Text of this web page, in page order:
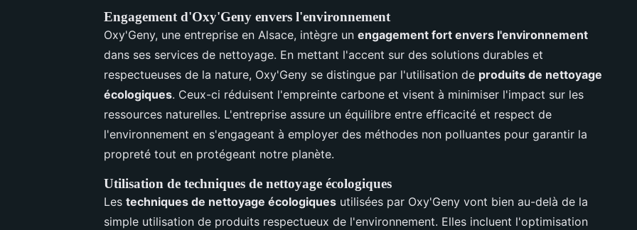
Engagement d'Oxy'Geny envers l'environnement
Oxy'Geny, une entreprise en Alsace, intègre un engagement fort envers l'environnement
dans ses services de nettoyage. En mettant l'accent sur des solutions durables et
respectueuses de la nature, Oxy'Geny se distingue par l'utilisation de produits de nettoyage
écologiques. Ceux-ci réduisent l'empreinte carbone et visent à minimiser l'impact sur les
ressources naturelles. L'entreprise assure un équilibre entre efficacité et respect de
l'environnement en s'engageant à employer des méthodes non polluantes pour garantir la
propreté tout en protégeant notre planète.
Utilisation de techniques de nettoyage écologiques
Les techniques de nettoyage écologiques utilisées par Oxy'Geny vont bien au-delà de la
simple utilisation de produits respectueux de l'environnement. Elles incluent l'optimisation